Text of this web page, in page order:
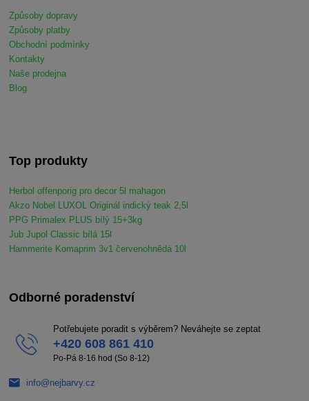
Způsoby dopravy
Způsoby platby
Obchodní podmínky
Kontakty
Naše prodejna
Blog
Top produkty
Herbol offenporig pro decor 5l mahagon
Akzo Nobel LUXOL Originál indický teak 2,5l
PPG Primalex PLUS bílý 15+3kg
Jub Jupol Classic bílá 15l
Hammerite Komaprim 3v1 červenohnědá 10l
Odborné poradenství
Potřebujete poradit s výběrem? Neváhejte se zeptat
+420 608 861 410
Po-Pá 8-16 hod (So 8-12)
info@nejbarvy.cz